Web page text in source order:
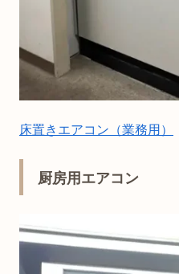
床置きエアコン（業務用）
厨房用エアコン